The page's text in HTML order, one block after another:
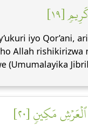
[١٩]
iyo Qor’ani,
Allah rishikirizwa
(Umumalayika
مَكِينٖ [٢٠]